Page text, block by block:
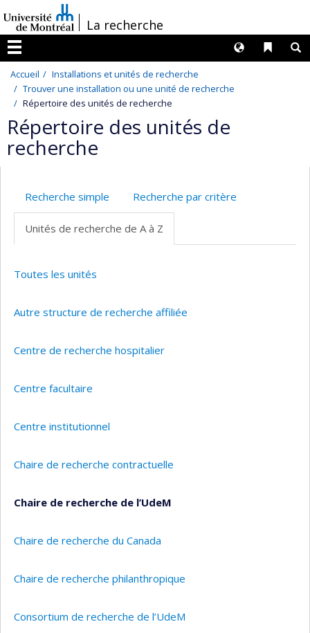
au
contenu
/La recherche
Menu
Liens
Langues
Accueil
Installations et unités de recherche
Trouver une installation ou une unité de recherche
Répertoire des unités de recherche
Répertoire des unités de
recherche
Recherche simple Recherche par critère
Unités de recherche de A à Z
Toutes les unités
Autre structure de recherche affiliée
Centre de recherche hospitalier
Centre facultaire
Centre institutionnel
Chaire de recherche contractuelle
Chaire de recherche de l’UdeM
Chaire de recherche du Canada
Chaire de recherche philanthropique
Consortium de recherche de l’UdeM